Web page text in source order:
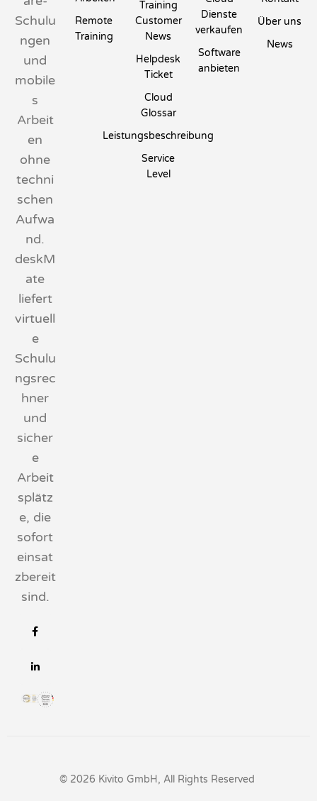
Schulu
ngen
und
mobile
s
Arbeit
en
ohne
techni
schen
Aufwa
nd.
deskM
ate
liefert
virtuell
e
Schulu
ngsrec
hner
und
sicher
e
Arbeit
splätz
e, die
sofort
einsat
zbereit
sind.
Remote
Training
Training
Customer
News
Helpdesk
Ticket
Cloud
Glossar
Leistungsbeschreibung
Service
Level
Dienste
verkaufen
Software
anbieten
Über uns
News
© 2026 Kivito GmbH, All Rights Reserved